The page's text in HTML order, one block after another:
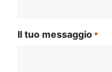
Il tuo messaggio *